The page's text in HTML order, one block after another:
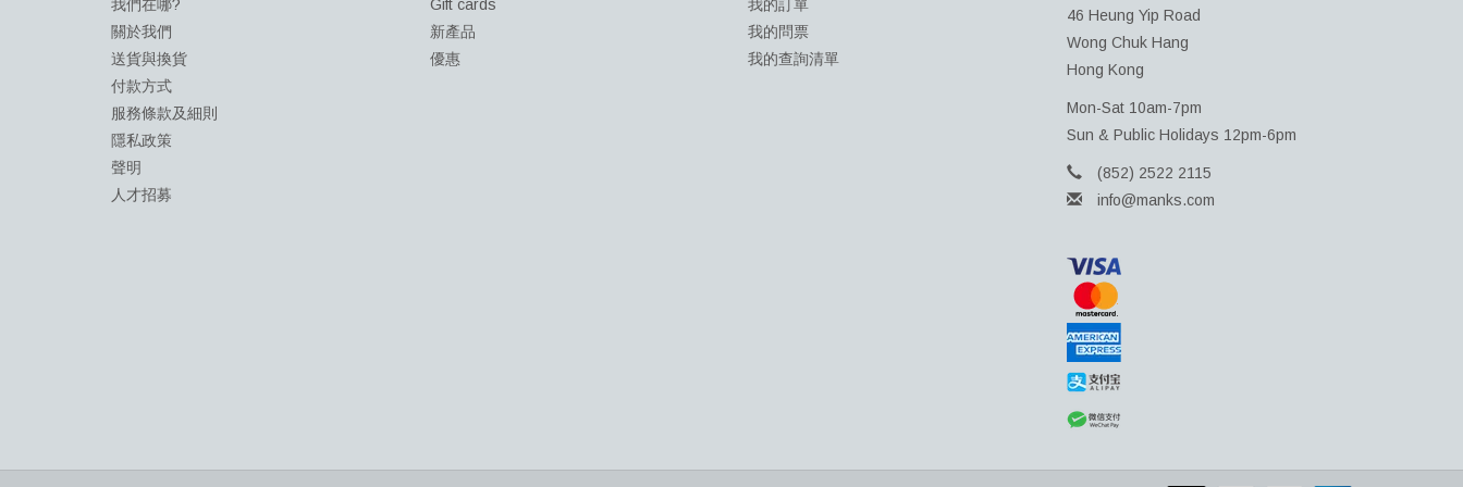
我們在哪?
關於我們
送貨與換貨
付款方式
服務條款及細則
隱私政策
聲明
人才招募
Gift cards
新產品
優惠
我的訂單
我的問票
我的查詢清單
46 Heung Yip Road
Wong Chuk Hang
Hong Kong
Mon-Sat 10am-7pm
Sun & Public Holidays 12pm-6pm
(852) 2522 2115
info@manks.com